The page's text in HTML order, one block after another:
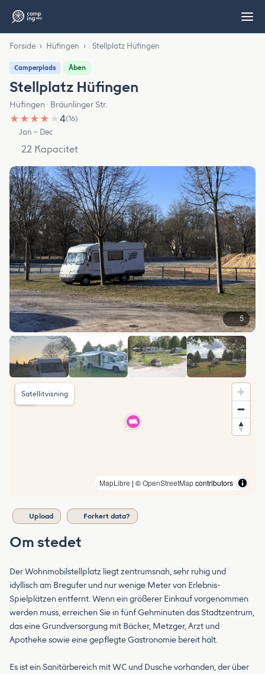
Forside › Hüfingen › Stellplatz Hüfingen
Camperplads Åben
Stellplatz Hüfingen
Hüfingen · Bräunlinger Str.
★ ★ ★ ★ ★4(16)
Jan – Dec
22 Kapacitet
5
MapLibre | ©OpenStreetMapcontributors
Satellitvisning
Upload Forkert data?
Om stedet
Der Wohnmobilstellplatz liegt zentrumsnah, sehr ruhig und
idyllisch am Bregufer und nur wenige Meter von Erlebnis-
Spielplätzen entfernt. Wenn ein größerer Einkauf vorgenommen
werden muss, erreichen Sie in fünf Gehminuten das Stadtzentrum,
das eine Grundversorgung mit Bäcker, Metzger, Arzt und
Apotheke sowie eine gepflegte Gastronomie bereit hält.
Es ist ein Sanitärbereich mit WC und Dusche vorhanden, der über